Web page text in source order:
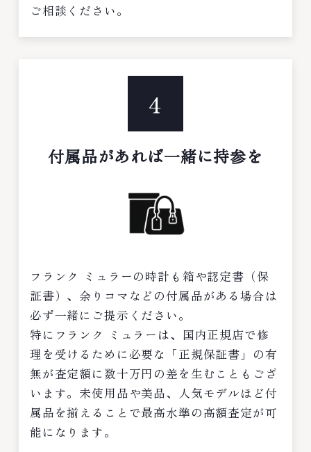
ご相談ください。
4
付属品があれば一緒に持参を
フランク ミュラーの時計も箱や認定書（保
証書）、余りコマなどの付属品がある場合は
必ず一緒にご提示ください。
特にフランク ミュラーは、国内正規店で修
理を受けるために必要な「正規保証書」の有
無が査定額に数十万円の差を生むこともござ
います。未使用品や美品、人気モデルほど付
属品を揃えることで最高水準の高額査定が可
能になります。